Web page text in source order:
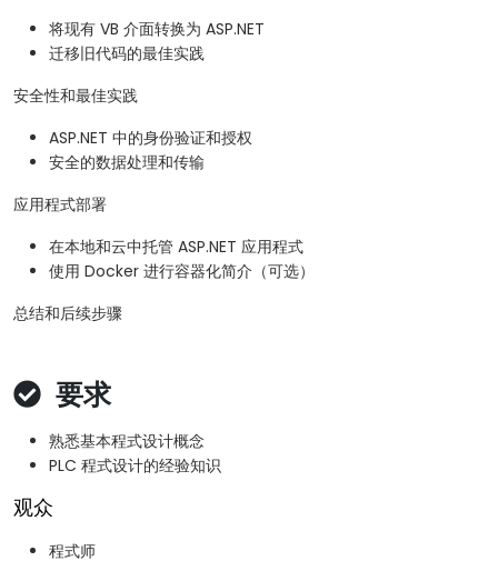
将现有 VB 介面转换为 ASP.NET
迁移旧代码的最佳实践
安全性和最佳实践
ASP.NET 中的身份验证和授权
安全的数据处理和传输
应用程式部署
在本地和云中托管 ASP.NET 应用程式
使用 Docker 进行容器化简介（可选）
总结和后续步骤
要求
熟悉基本程式设计概念
PLC 程式设计的经验知识
观众
程式师